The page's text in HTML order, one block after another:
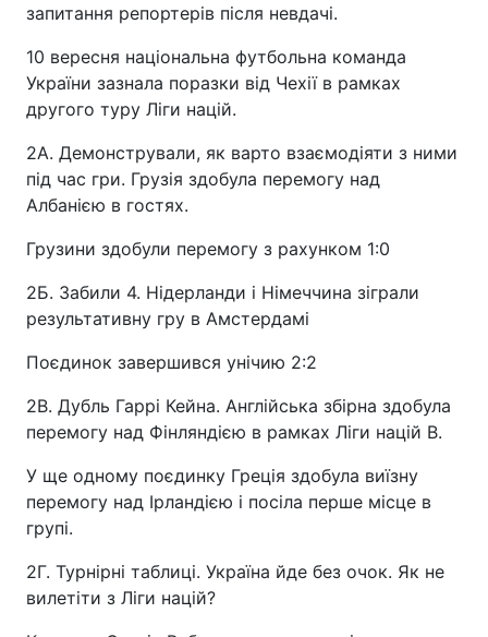
запитання репортерів після невдачі.
10 вересня національна футбольна команда
України зазнала поразки від Чехії в рамках
другого туру Ліги націй.
2А. Демонстрували, як варто взаємодіяти з ними
під час гри. Грузія здобула перемогу над
Албанією в гостях.
Грузини здобули перемогу з рахунком 1:0
2Б. Забили 4. Нідерланди і Німеччина зіграли
результативну гру в Амстердамі
Поєдинок завершився унічию 2:2
2В. Дубль Гаррі Кейна. Англійська збірна здобула
перемогу над Фінляндією в рамках Ліги націй B.
У ще одному поєдинку Греція здобула виїзну
перемогу над Ірландією і посіла перше місце в
групі.
2Г. Турнірні таблиці. Україна йде без очок. Як не
вилетіти з Ліги націй?